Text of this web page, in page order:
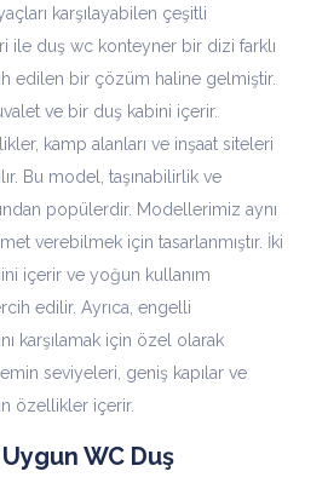
karşılayabilen çeşitli
ile duş wc konteyner bir dizi farklı
edilen bir çözüm haline gelmiştir.
ve bir duş kabini içerir.
kamp alanları ve inşaat siteleri
Bu model, taşınabilirlik ve
popülerdir. Modellerimiz aynı
verebilmek için tasarlanmıştır. İki
içerir ve yoğun kullanım
edilir. Ayrıca, engelli
karşılamak için özel olarak
seviyeleri, geniş kapılar ve
özellikler içerir.
WC Duş